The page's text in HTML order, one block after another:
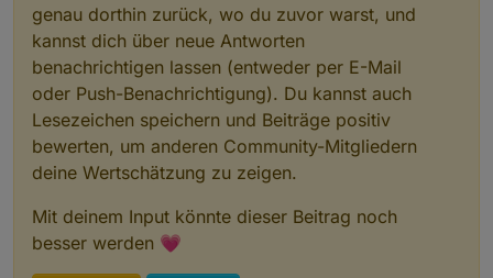
genau dorthin zurück, wo du zuvor warst, und
kannst dich über neue Antworten
benachrichtigen lassen (entweder per E-Mail
oder Push-Benachrichtigung). Du kannst auch
Lesezeichen speichern und Beiträge positiv
bewerten, um anderen Community-Mitgliedern
deine Wertschätzung zu zeigen.
Mit deinem Input könnte dieser Beitrag noch
besser werden 💗